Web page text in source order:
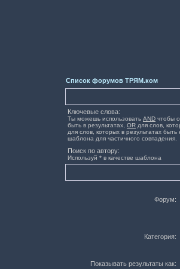
Список форумов ТРЯМ.ком
Ключевые слова:
Ты можешь использовать AND чтобы
быть в результатах, OR для слов,
для слов, которых в результатах
шаблона для частичного совпадения.
Поиск по автору:
Используй * в качестве шаблона
Форум:
Категория:
Показывать результаты как: